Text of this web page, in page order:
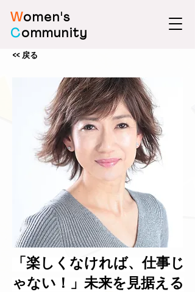
Women's
Community
<< 戻る
「楽しくなければ、仕事じ
ゃない！」未来を見据える